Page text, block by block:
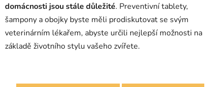
domácnosti jsou stále důležité. Preventivní tablety,
šampony a obojky byste měli prodiskutovat se svým
veterinárním lékařem, abyste určili nejlepší možnosti na
základě životního stylu vašeho zvířete.